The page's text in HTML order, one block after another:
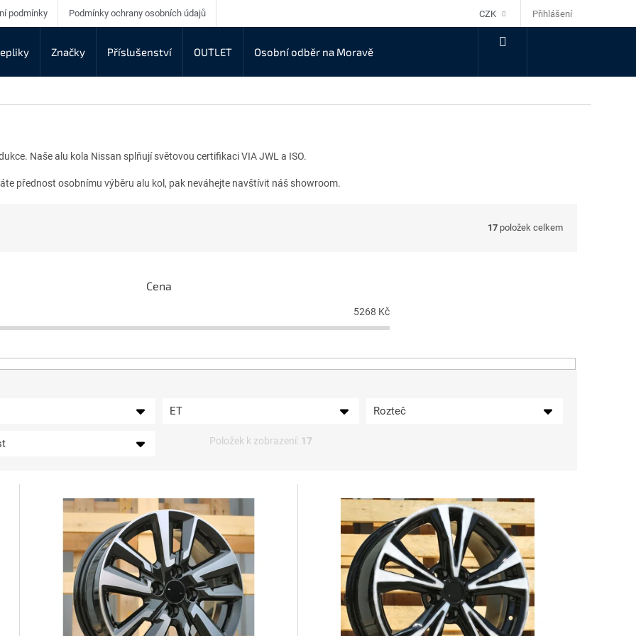
podmínky Podmínky ochrany osobních údajů CZK Přihlášení
Značky Příslušenství OUTLET Osobní odběr na Moravě
Naše alu kola Nissan splňují světovou certifikaci VIA JWL a ISO.
přednost osobnímu výběru alu kol, pak neváhejte navštívit náš showroom.
17 položek celkem
Cena
5268 Kč
ET Rozteč
Položek k zobrazení: 17